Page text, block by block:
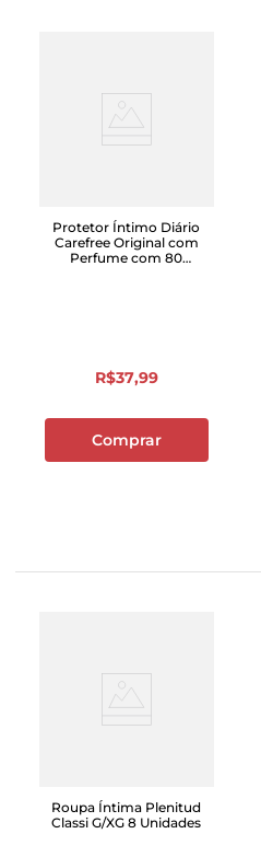
Protetor Íntimo Diário
Carefree Original com
Perfume com 80
R$37,99
Comprar
Roupa Íntima Plenitud
Classi G/XG 8 Unidades